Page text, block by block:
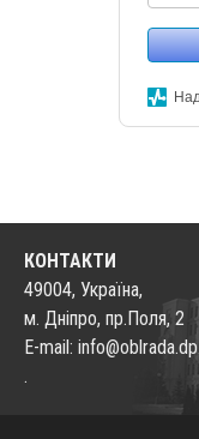
КОНТАКТИ
49004, Україна,
м. Дніпро, пр.Поля, 2
E-mail:
.